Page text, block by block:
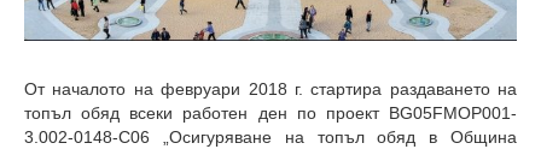
От началото на февруари 2018 г. стартира раздаването на
топъл обяд всеки работен ден по проект BG05FMOP001-
3.002-0148-C06 „Осигуряване на топъл обяд в Община